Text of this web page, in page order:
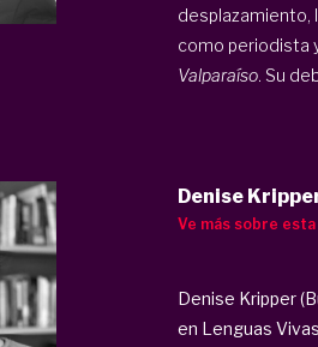
desplazamiento,
como periodista
Valparaíso. Su
Denise
Ve más sobre
Denise Kripper
en Lenguas